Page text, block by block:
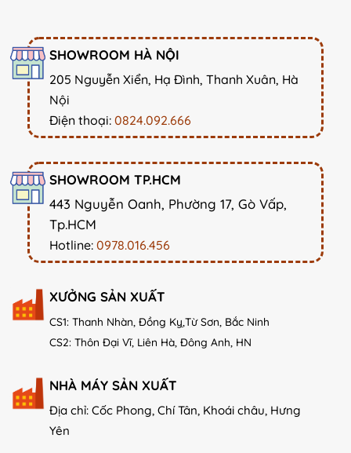
SHOWROOM HÀ NỘI
205 Nguyễn Xiển, Hạ Đình, Thanh Xuân, Hà
Nội
Điện thoại: 0824.092.666
SHOWROOM TP.HCM
443 Nguyễn Oanh, Phường 17, Gò Vấp,
Tp.HCM
Hotline: 0978.016.456
XƯỞNG SẢN XUẤT
CS1: Thanh Nhàn, Đồng Kỵ,Từ Sơn, Bắc Ninh
CS2: Thôn Đại Vĩ, Liên Hà, Đông Anh, HN
NHÀ MÁY SẢN XUẤT
Địa chỉ: Cốc Phong, Chí Tân, Khoái châu, Hưng
Yên